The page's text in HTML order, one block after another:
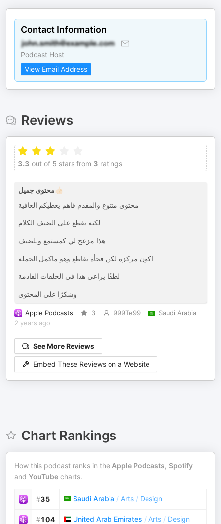
Contact Information
Podcast Host
View Email Address
Reviews
3.3 out of 5 stars from 3 ratings
محتوى جميل👍🏻
محتوى متنوع والمقدم فاهم يعطيكم العافية
لكنه يقطع على الضيف الكلام
هذا مزعج لي كمستمع وللضيف
اكون مركزه لكن فجأة يقاطع وهو ماكمل الجمله
لطفًا يراعى هذا في الحلقات القادمة
وشكرًا على المحتوى
Apple Podcasts 3 999Te99
Saudi Arabia
2 years ago
See More Reviews
Embed These Reviews on a Website
Chart Rankings
How this podcast ranks in the Apple Podcasts, Spotify
and YouTube charts.
#35 Saudi Arabia / Arts / Design
#104 United Arab Emirates / Arts / Design